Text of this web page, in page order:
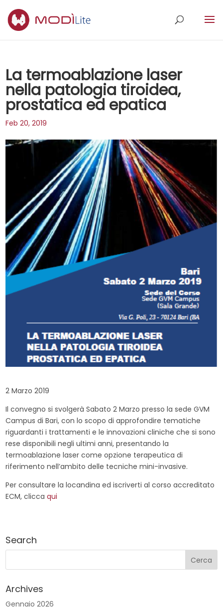
La termoablazione laser
nella patologia tiroidea,
prostatica ed epatica
Feb 20, 2019
2 Marzo 2019
Il convegno si svolgerà Sabato 2 Marzo presso la sede GVM
Campus di Bari, con lo scopo di approfondire tematiche
riguardanti i trattamenti e le innovazioni cliniche che si sono
rese disponibili negli ultimi anni, presentando la
termoablazione laser come opzione terapeutica di
riferimento nell’ambito delle tecniche mini-invasive.
Per consultare la locandina ed iscriverti al corso accreditato
ECM, cliccaqui
Search
Archives
Gennaio 2026